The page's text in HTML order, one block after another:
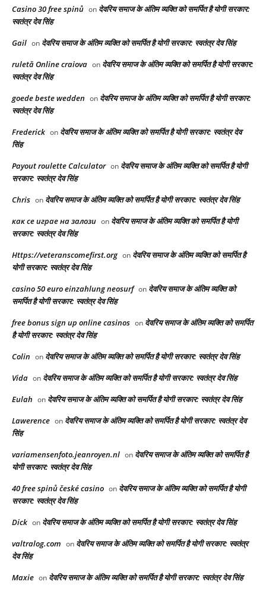
Casino 30 free spinů on देवरिय समाज के अंतिम व्यक्ति को समर्पित है योगी सरकार:
स्वतंत्र देव सिंह
Gail on देवरिय समाज के अंतिम व्यक्ति को समर्पित है योगी सरकार: स्वतंत्र देव सिंह
ruletă Online craiova on देवरिय समाज के अंतिम व्यक्ति को समर्पित है योगी सरकार:
स्वतंत्र देव सिंह
goede beste wedden on देवरिय समाज के अंतिम व्यक्ति को समर्पित है योगी सरकार:
स्वतंत्र देव सिंह
Frederick on देवरिय समाज के अंतिम व्यक्ति को समर्पित है योगी सरकार: स्वतंत्र देव
सिंह
Payout roulette Calculator on देवरिय समाज के अंतिम व्यक्ति को समर्पित है योगी
सरकार: स्वतंत्र देव सिंह
Chris on देवरिय समाज के अंतिम व्यक्ति को समर्पित है योगी सरकार: स्वतंत्र देव सिंह
как се играе на залози on देवरिय समाज के अंतिम व्यक्ति को समर्पित है योगी
सरकार: स्वतंत्र देव सिंह
Https://veteranscomefirst.org on देवरिय समाज के अंतिम व्यक्ति को समर्पित है
योगी सरकार: स्वतंत्र देव सिंह
casino 50 euro einzahlung neosurf on देवरिय समाज के अंतिम व्यक्ति को
समर्पित है योगी सरकार: स्वतंत्र देव सिंह
free bonus sign up online casinos on देवरिय समाज के अंतिम व्यक्ति को समर्पित
है योगी सरकार: स्वतंत्र देव सिंह
Colin on देवरिय समाज के अंतिम व्यक्ति को समर्पित है योगी सरकार: स्वतंत्र देव सिंह
Vida on देवरिय समाज के अंतिम व्यक्ति को समर्पित है योगी सरकार: स्वतंत्र देव सिंह
Eulah on देवरिय समाज के अंतिम व्यक्ति को समर्पित है योगी सरकार: स्वतंत्र देव सिंह
Lawerence on देवरिय समाज के अंतिम व्यक्ति को समर्पित है योगी सरकार: स्वतंत्र देव
सिंह
variamensenfoto.jeanroyen.nl on देवरिय समाज के अंतिम व्यक्ति को समर्पित है
योगी सरकार: स्वतंत्र देव सिंह
40 free spinů české casino on देवरिय समाज के अंतिम व्यक्ति को समर्पित है योगी
सरकार: स्वतंत्र देव सिंह
Dick on देवरिय समाज के अंतिम व्यक्ति को समर्पित है योगी सरकार: स्वतंत्र देव सिंह
valtralog.com on देवरिय समाज के अंतिम व्यक्ति को समर्पित है योगी सरकार: स्वतंत्र
देव सिंह
Maxie on देवरिय समाज के अंतिम व्यक्ति को समर्पित है योगी सरकार: स्वतंत्र देव सिंह